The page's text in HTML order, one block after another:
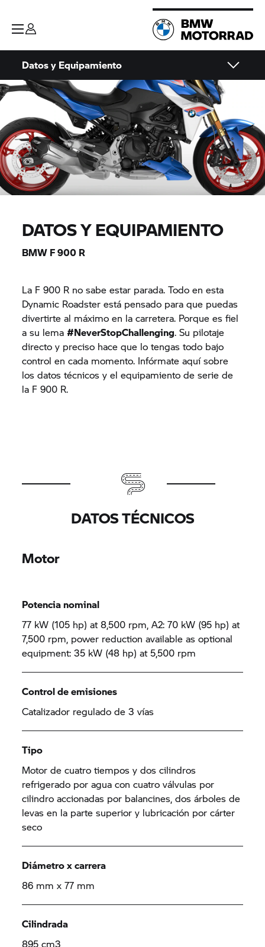
Datos y Equipamiento
DATOS Y EQUIPAMIENTO
BMW F 900 R
La F 900 R no sabe estar parada. Todo en esta
Dynamic Roadster está pensado para que puedas
divertirte al máximo en la carretera. Porque es fiel
a su lema#NeverStopChallenging. Su pilotaje
directo y preciso hace que lo tengas todo bajo
control en cada momento. Infórmate aquí sobre
los datos técnicos y el equipamiento de serie de
la F 900 R.
DATOS TÉCNICOS
Motor
Potencia nominal
77 kW (105 hp) at 8,500 rpm, A2: 70 kW (95 hp) at
7,500 rpm, power reduction available as optional
equipment: 35 kW (48 hp) at 5,500 rpm
Control de emisiones
Catalizador regulado de 3 vías
Tipo
Motor de cuatro tiempos y dos cilindros
refrigerado por agua con cuatro válvulas por
cilindro accionadas por balancines, dos árboles de
levas en la parte superior y lubricación por cárter
seco
Diámetro x carrera
86 mm x 77 mm
Cilindrada
895 cm3